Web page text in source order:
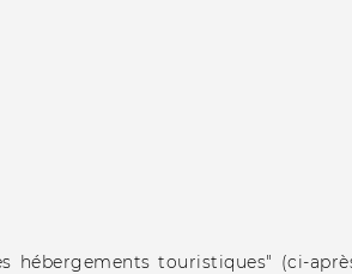
hébergements touristiques" (ci-